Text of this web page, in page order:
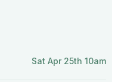
Sat Apr 25th 10am